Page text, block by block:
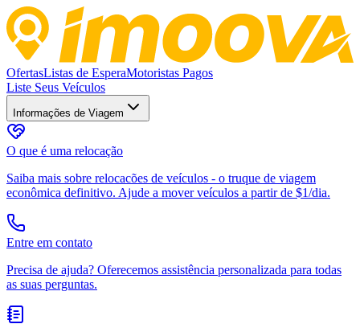
OfertasListas de EsperaMotoristas Pagos
Liste Seus Veículos
Informações de Viagem
O que é uma relocação
Saiba mais sobre relocacões de veículos - o truque de viagem
econômica definitivo. Ajude a mover veículos a partir de $1/dia.
Entre em contato
Precisa de ajuda? Oferecemos assistência personalizada para todas
as suas perguntas.